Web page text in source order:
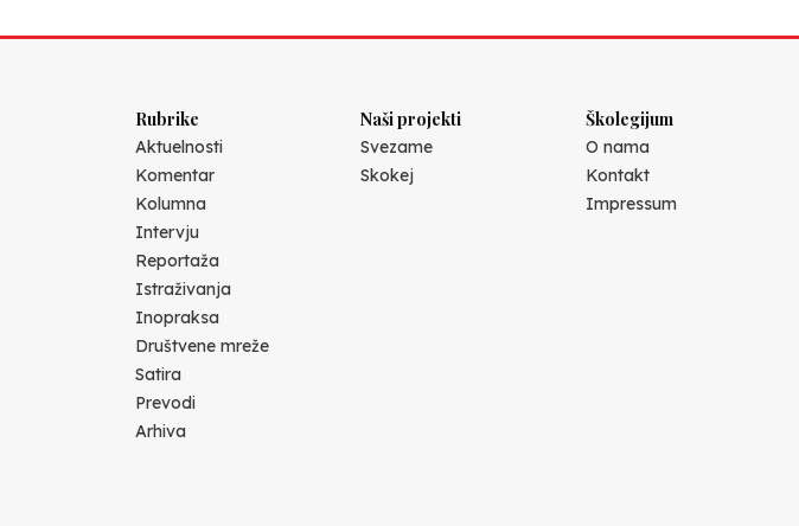
Rubrike
Aktuelnosti
Komentar
Kolumna
Intervju
Reportaža
Istraživanja
Inopraksa
Društvene mreže
Satira
Prevodi
Arhiva
Naši projekti
Svezame
Skokej
Školegijum
O nama
Kontakt
Impressum